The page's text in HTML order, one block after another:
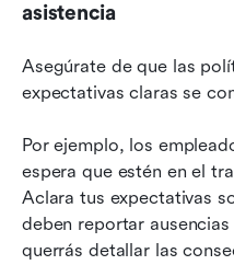
asistencia
Asegúrate de que las
expectativas claras se
Por ejemplo, los
espera que estén en el
Aclara tus expectativas
deben reportar
querrás detallar las